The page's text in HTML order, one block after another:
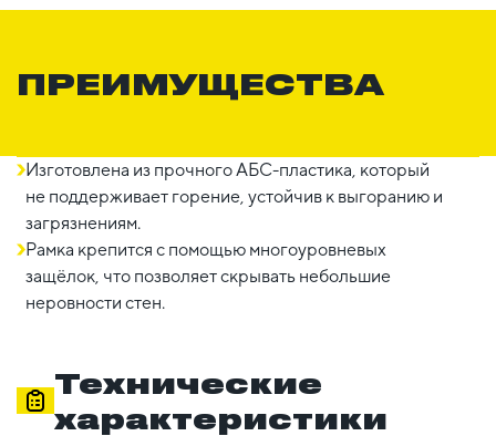
ПРЕИМУЩЕСТВА
Изготовлена из прочного АБС-пластика, который
не поддерживает горение, устойчив к выгоранию и
загрязнениям.
Рамка крепится с помощью многоуровневых
защёлок, что позволяет скрывать небольшие
неровности стен.
Технические
характеристики